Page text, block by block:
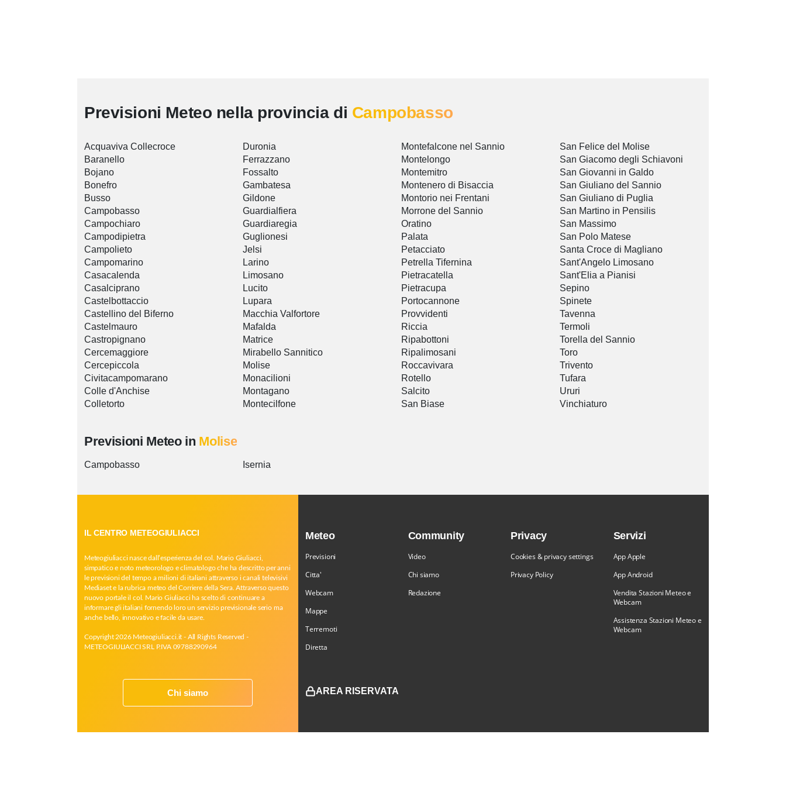
Previsioni Meteo nella provincia di Campobasso
Acquaviva Collecroce
Baranello
Bojano
Bonefro
Busso
Campobasso
Campochiaro
Campodipietra
Campolieto
Campomarino
Casacalenda
Casalciprano
Castelbottaccio
Castellino del Biferno
Castelmauro
Castropignano
Cercemaggiore
Cercepiccola
Civitacampomarano
Colle d'Anchise
Colletorto
Duronia
Ferrazzano
Fossalto
Gambatesa
Gildone
Guardialfiera
Guardiaregia
Guglionesi
Jelsi
Larino
Limosano
Lucito
Lupara
Macchia Valfortore
Mafalda
Matrice
Mirabello Sannitico
Molise
Monacilioni
Montagano
Montecilfone
Montefalcone nel Sannio
Montelongo
Montemitro
Montenero di Bisaccia
Montorio nei Frentani
Morrone del Sannio
Oratino
Palata
Petacciato
Petrella Tifernina
Pietracatella
Pietracupa
Portocannone
Provvidenti
Riccia
Ripabottoni
Ripalimosani
Roccavivara
Rotello
Salcito
San Biase
San Felice del Molise
San Giacomo degli Schiavoni
San Giovanni in Galdo
San Giuliano del Sannio
San Giuliano di Puglia
San Martino in Pensilis
San Massimo
San Polo Matese
Santa Croce di Magliano
Sant'Angelo Limosano
Sant'Elia a Pianisi
Sepino
Spinete
Tavenna
Termoli
Torella del Sannio
Toro
Trivento
Tufara
Ururi
Vinchiaturo
Previsioni Meteo in Molise
Campobasso Isernia
IL CENTRO METEOGIULIACCI
Meteogiuliacci nasce dall’esperienza del col. Mario Giuliacci,
simpatico e noto meteorologo e climatologo che ha descritto per anni
le previsioni del tempo a milioni di italiani attraverso i canali televisivi
Mediaset e la rubrica meteo del Corriere della Sera. Attraverso questo
nuovo portale il col. Mario Giuliacci ha scelto di continuare a
informare gli italiani fornendo loro un servizio previsionale serio ma
anche bello, innovativo e facile da usare.
Copyright 2026 Meteogiuliacci.it - All Rights Reserved -
METEOGIULIACCI SRL P.IVA 09788290964
Chi siamo
Meteo
Previsioni
Citta'
Webcam
Mappe
Terremoti
Diretta
Community
Video
Chi siamo
Redazione
Privacy
Cookies & privacy settings
Privacy Policy
Servizi
App Apple
App Android
Vendita Stazioni Meteo e
Webcam
Assistenza Stazioni Meteo e
Webcam
AREA RISERVATA